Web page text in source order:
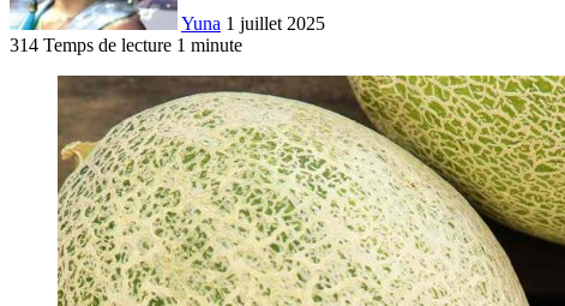
Yuna 1 juillet 2025
314 Temps de lecture 1 minute